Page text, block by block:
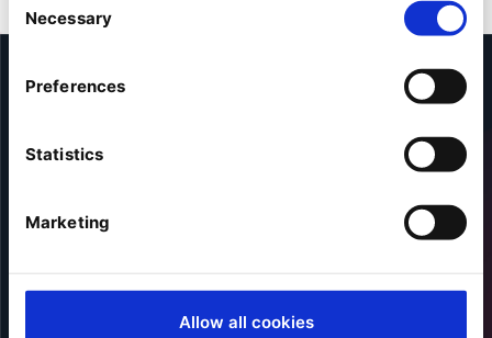
Selection
Necessary
Preferences
Statistics
Marketing
Allow all cookies